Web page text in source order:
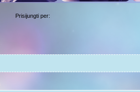
Prisijungti per: